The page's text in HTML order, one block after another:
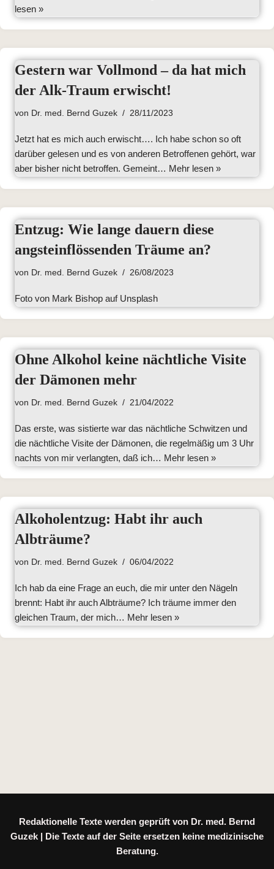
lesen »
Gestern war Vollmond – da hat mich
der Alk-Traum erwischt!
von Dr. med. Bernd Guzek 28/11/2023
Jetzt hat es mich auch erwischt…. Ich habe schon so oft
darüber gelesen und es von anderen Betroffenen gehört, war
aber bisher nicht betroffen. Gemeint… Mehr lesen »
Entzug: Wie lange dauern diese
angsteinflössenden Träume an?
von Dr. med. Bernd Guzek 26/08/2023
Foto von Mark Bishop auf Unsplash
Ohne Alkohol keine nächtliche Visite
der Dämonen mehr
von Dr. med. Bernd Guzek 21/04/2022
Das erste, was sistierte war das nächtliche Schwitzen und
die nächtliche Visite der Dämonen, die regelmäßig um 3 Uhr
nachts von mir verlangten, daß ich… Mehr lesen »
Alkoholentzug: Habt ihr auch
Albträume?
von Dr. med. Bernd Guzek 06/04/2022
Ich hab da eine Frage an euch, die mir unter den Nägeln
brennt: Habt ihr auch Albträume? Ich träume immer den
gleichen Traum, der mich… Mehr lesen »
Redaktionelle Texte werden geprüft von Dr. med. Bernd
Guzek | Die Texte auf der Seite ersetzen keine medizinische
Beratung.